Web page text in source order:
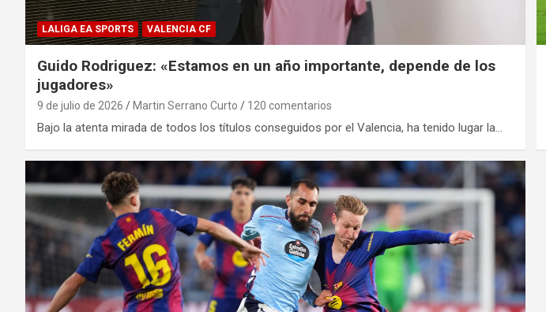
LALIGA EA SPORTS VALENCIA CF
Guido Rodriguez: «Estamos en un año importante, depende de los
jugadores»
9 de julio de 2026 Martin Serrano Curto 120 comentarios
Bajo la atenta mirada de todos los títulos conseguidos por el Valencia, ha tenido lugar la…